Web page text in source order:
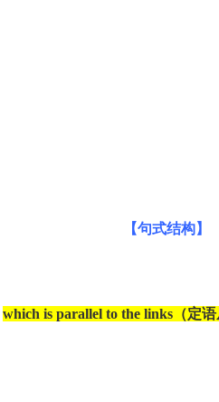
【句式结构】
which is parallel to the links （定